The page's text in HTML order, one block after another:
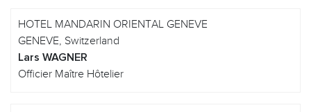
HOTEL MANDARIN ORIENTAL GENEVE
GENEVE, Switzerland
Lars WAGNER
Officier Maître Hôtelier